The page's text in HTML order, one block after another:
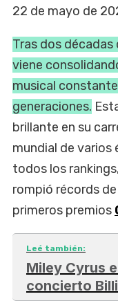
22 de mayo de
Tras dos
viene
musical
generaciones.
brillante en su
mundial de varios
todos los
rompió récords
primeros premios
Leé también:
Miley Cyrus
concierto